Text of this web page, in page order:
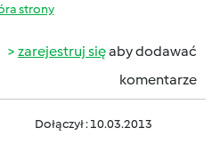
strony
zarejestruj sięaby dodawać
komentarze
Dołączył : 10.03.2013